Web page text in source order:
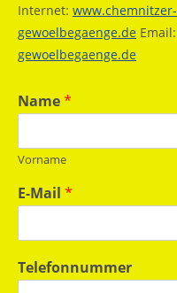
Internet: www.chemnitzer-
gewoelbegaenge.de Email:
gewoelbegaenge.de
Name*
Vorname
E-Mail *
Telefonnummer